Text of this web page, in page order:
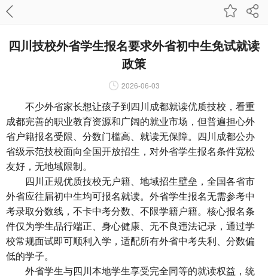
四川技校外省学生报名要求外省初中生免试就读
政策
2026-06-03
不少外省家长想让孩子到四川成都就读优质技校，看重
成都完善的职业教育资源和广阔的就业市场，但普遍担心外
省户籍报名受限、分数门槛高、就读无保障。四川成都公办
省级示范技校面向全国开放招生，对外省学生报名条件宽松
友好，无地域限制。
四川正规优质技校无户籍、地域招生壁垒，全国各省市
外省应往届初中生均可报名就读。外省学生报名无需参考中
考录取分数线，不卡中考分数、不限学籍户籍。核心报名条
件仅为学生品行端正、身心健康、无不良违法记录，通过学
校常规面试即可顺利入学，适配所有外省中考失利、分数偏
低的学子。
外省学生与四川本地学生享受完全同等的就读权益，统